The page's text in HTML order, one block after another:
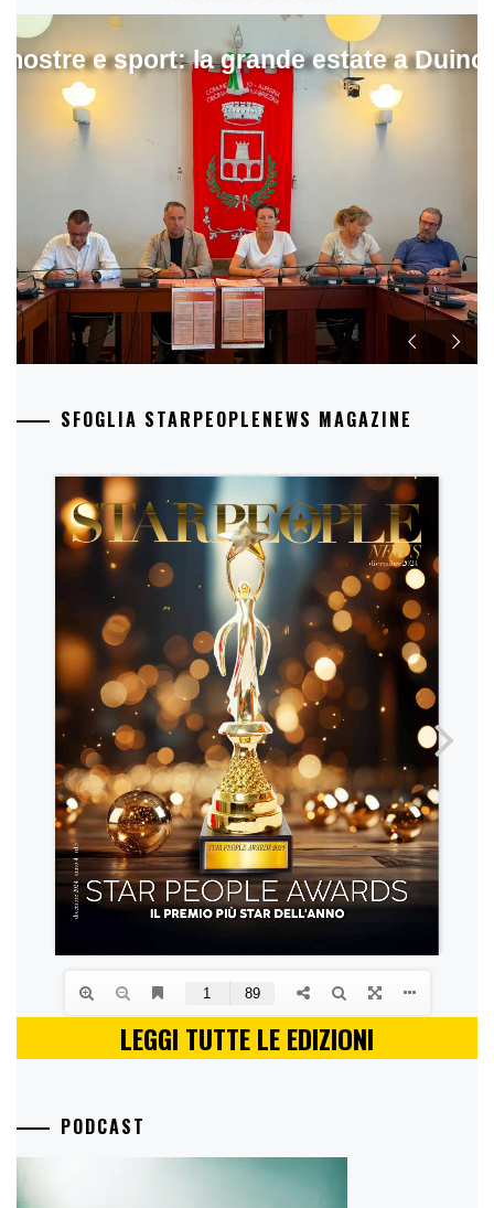
e sport: la grande estate a
SFOGLIA STARPEOPLENEWS MAGAZINE
LEGGI TUTTE LE EDIZIONI
PODCAST